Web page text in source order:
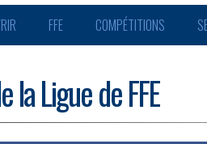
FFE COMPÉTITIONS
la Ligue de FFE